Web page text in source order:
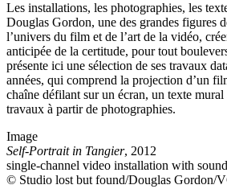
Les installations, les photographies, les
Douglas Gordon, une des grandes figures
l’univers du film et de l’art de la vidéo,
anticipée de la certitude, pour tout
présente ici une sélection de ses travaux
années, qui comprend la projection d’un
chaîne défilant sur un écran, un texte
travaux à partir de photographies.
Image
Self-Portrait in Tangier, 2012
single-channel video installation with sound
© Studio lost but found/Douglas Gordon/